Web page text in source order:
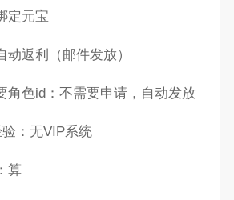
定元宝
返利（邮件发放）
角色id：不需要申请，自动发放
：无VIP系统
算